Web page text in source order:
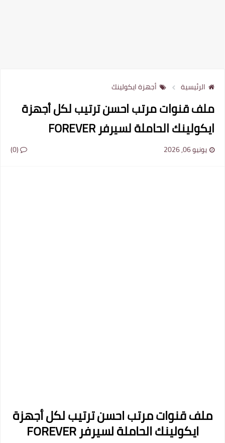
الرئيسية أجهزة ايكولينك
ملف قنوات مرتب احسن ترتيب لكل أجهزة
ايكولينك الحاملة لسيرفر FOREVER
يونيو 06, 2026 (0)
ملف قنوات مرتب احسن ترتيب لكل أجهزة
ايكولينك الحاملة لسيرفر FOREVER